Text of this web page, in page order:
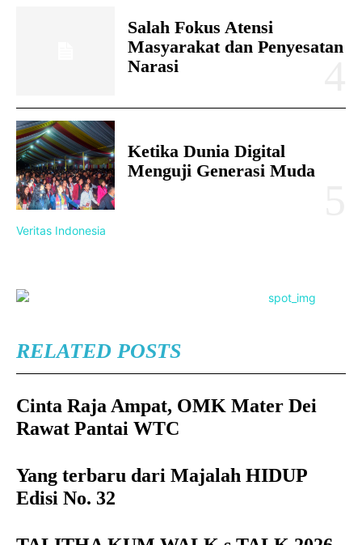
Salah Fokus Atensi
Masyarakat dan Penyesatan
Narasi
Ketika Dunia Digital
Menguji Generasi Muda
Veritas Indonesia
RELATED POSTS
Cinta Raja Ampat, OMK Mater Dei
Rawat Pantai WTC
Yang terbaru dari Majalah HIDUP
Edisi No. 32